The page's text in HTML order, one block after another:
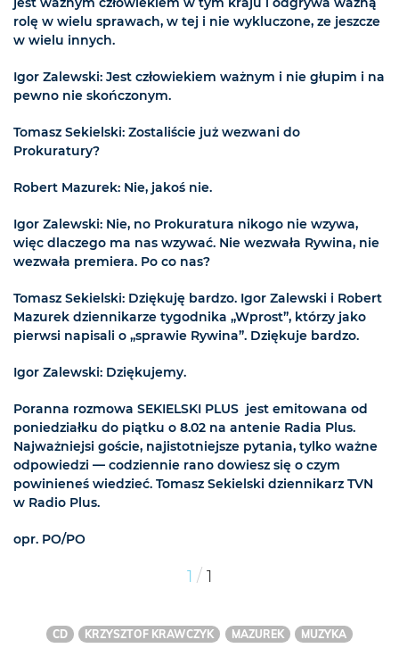
rolę w wielu sprawach, w tej i nie wykluczone, ze jeszcze
w wielu innych.
Igor Zalewski: Jest człowiekiem ważnym i nie głupim i na
pewno nie skończonym.
Tomasz Sekielski: Zostaliście już wezwani do
Prokuratury?
Robert Mazurek: Nie, jakoś nie.
Igor Zalewski: Nie, no Prokuratura nikogo nie wzywa,
więc dlaczego ma nas wzywać. Nie wezwała Rywina, nie
wezwała premiera. Po co nas?
Tomasz Sekielski: Dziękuję bardzo. Igor Zalewski i Robert
Mazurek dziennikarze tygodnika „Wprost”, którzy jako
pierwsi napisali o „sprawie Rywina”. Dziękuje bardzo.
Igor Zalewski: Dziękujemy.
Poranna rozmowa SEKIELSKI PLUS jest emitowana od
poniedziałku do piątku o 8.02 na antenie Radia Plus.
Najważniejsi goście, najistotniejsze pytania, tylko ważne
odpowiedzi — codziennie rano dowiesz się o czym
powinieneś wiedzieć. Tomasz Sekielski dziennikarz TVN
w Radio Plus.
opr. PO/PO
1 / 1
CD KRZYSZTOF KRAWCZYK MAZUREK
MUZYKA